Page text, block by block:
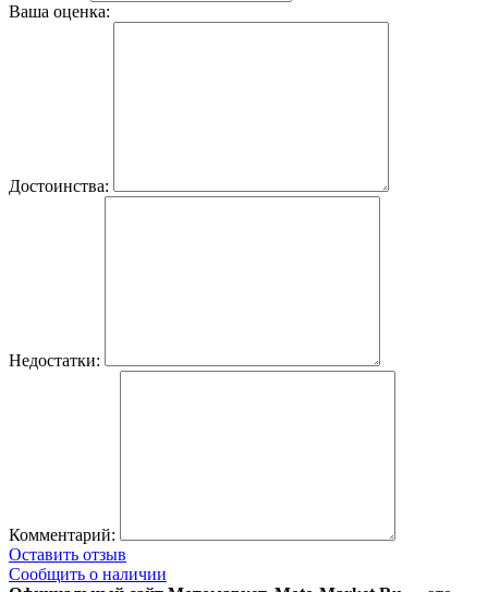
Ваша оценка:
Достоинства:
Недостатки:
Комментарий:
Оставить отзыв
Сообщить о наличии